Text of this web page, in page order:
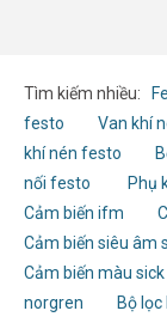
Tìm kiếm nhiều:
festo
Van khí
khí nén festo
nối festo
Phụ
Cảm biến ifm
Cảm biến siêu âm
Cảm biến màu sick
norgren
Bộ